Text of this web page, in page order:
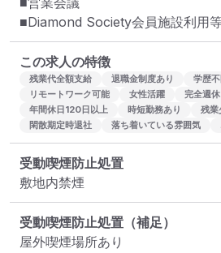
■Diamond Society会員施設利用
この求人の特徴
残業代全額支給 退職金制度あり 学歴
リモートワーク可能
女性活躍
完全週
年間休日120日以上
時短勤務あり 残業
閑散期定時退社
落ち着いている雰囲気
受動喫煙防止処置
敷地内禁煙
受動喫煙防止処置（補足）
屋外喫煙場所あり